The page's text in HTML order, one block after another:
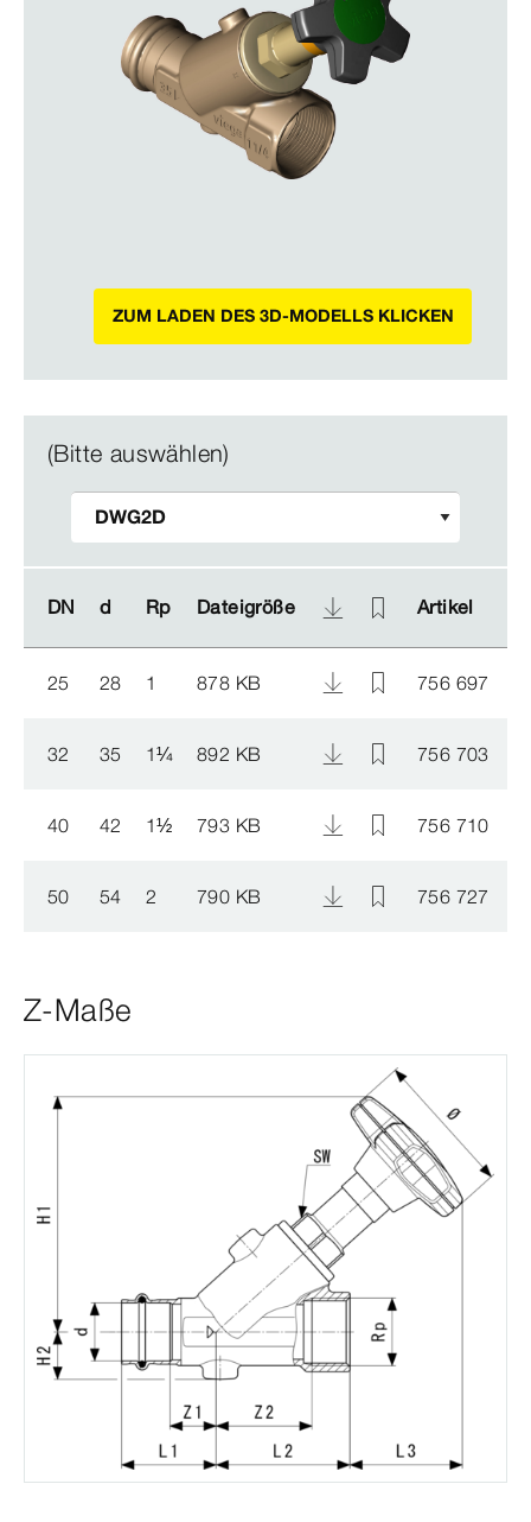
ZUM LADEN DES 3D-MODELLS KLICKEN
(Bitte auswählen)
DN d Rp Dateigröße Artikel
DN d Rp Dateigröße Artikel
25 28 1 878 KB 756 697
32 35 1¼ 892 KB 756 703
40 42 1½ 793 KB 756 710
50 54 2 790 KB 756 727
Z-Maße